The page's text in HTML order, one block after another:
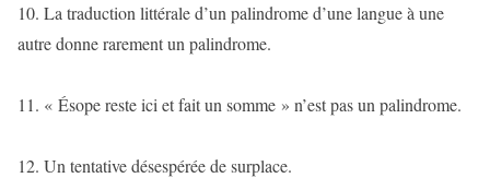
10. La traduction littérale d’un palindrome d’une langue à une
autre donne rarement un palindrome.
11. « Ésope reste ici et fait un somme » n’est pas un palindrome.
12. Un tentative désespérée de surplace.